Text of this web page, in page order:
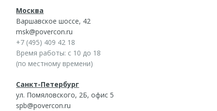
Москва
Варшавское шоссе, 42
msk@povercon.ru
+7 (495) 409 42 18
Время работы: с 10 до 18
(по местному времени)
Санкт-Петербург
ул. Помяловского, 2Б, офис 5
spb@povercon.ru